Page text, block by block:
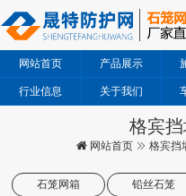
网站首页 产品展示
行业信息 关于我们
格宾
网站首页 格宾挡
石笼网箱 铅丝石笼